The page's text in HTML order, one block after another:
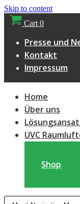
Skip to content
Cart 0
Presse und
Kontakt
Impressum
Home
Über uns
UVC
Shop